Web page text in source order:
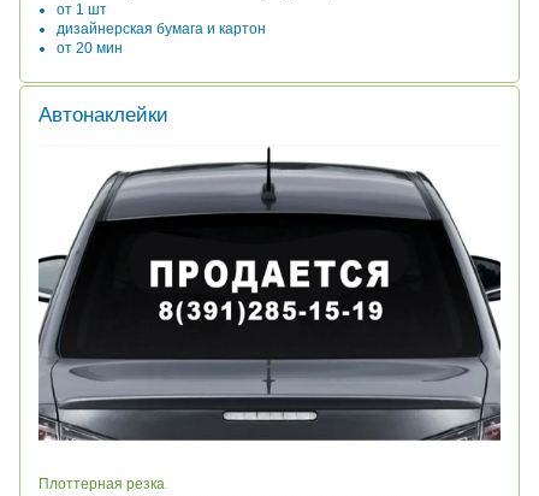
от 1 шт
дизайнерская бумага и картон
от 20 мин
Плоттерная резка
Автонаклейки